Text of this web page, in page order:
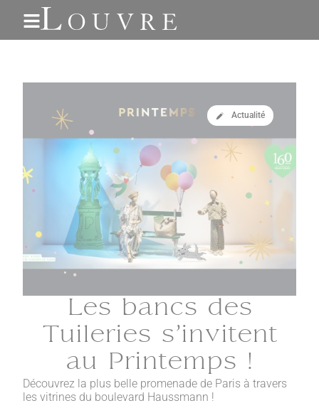
Actualité
Les bancs des
Tuileries s’invitent
au Printemps !
Découvrez la plus belle promenade de Paris à travers
les vitrines du boulevard Haussmann !
Gestion des cookies